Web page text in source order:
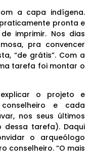
a capa indígena.
pronta e
imprimir. Nos dias
pra convencer
“de grátis”. Com a
tarefa foi montar o
o projeto e
e cada
nos seus últimos
dessa tarefa). Daqui
o arqueólogo
conselheiro. “O mais